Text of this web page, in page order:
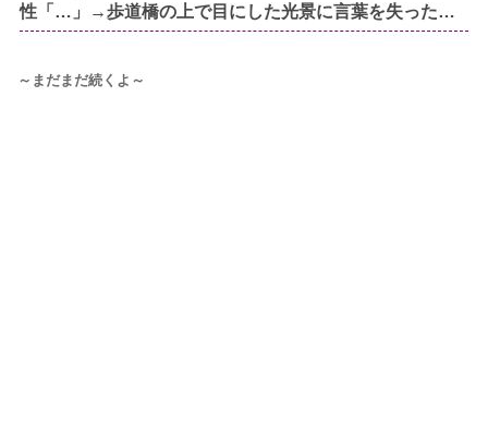
性「…」→歩道橋の上で目にした光景に言葉を失った…
～まだまだ続くよ～